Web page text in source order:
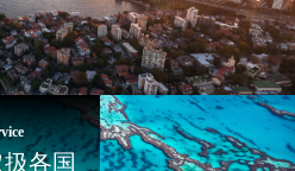
扱各国